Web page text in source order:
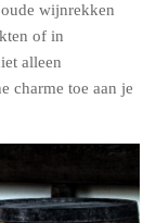
wijnrekken
of in
alleen
charme toe aan je